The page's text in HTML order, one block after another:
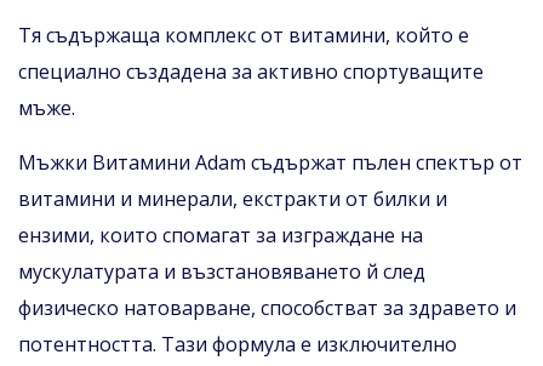
Тя съдържаща комплекс от витамини, който е
специално създадена за активно спортуващите
мъже.
Мъжки Витамини Adam съдържат пълен спектър от
витамини и минерали, екстракти от билки и
ензими, които спомагат за изграждане на
мускулатурата и възстановяването й след
физическо натоварване, способстват за здравето и
потентността. Тази формула е изключително